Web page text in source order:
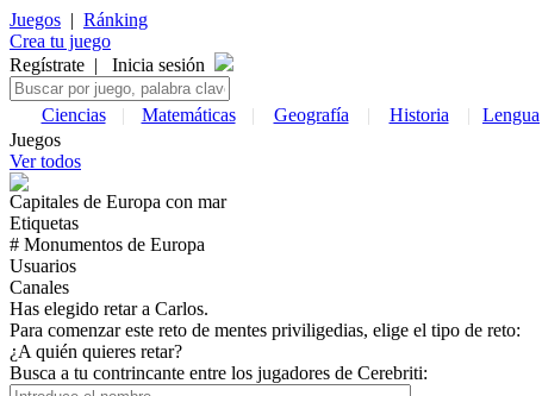
Juegos | Ránking
Crea tu juego
Regístrate | Inicia sesión
Ciencias | Matemáticas | Geografía | Historia | Lengua
Juegos
Ver todos
Capitales de Europa con mar
Etiquetas
# Monumentos de Europa
Usuarios
Canales
Has elegido retar a Carlos.
Para comenzar este reto de mentes priviligedias, elige el tipo de reto:
¿A quién quieres retar?
Busca a tu contrincante entre los jugadores de Cerebriti: